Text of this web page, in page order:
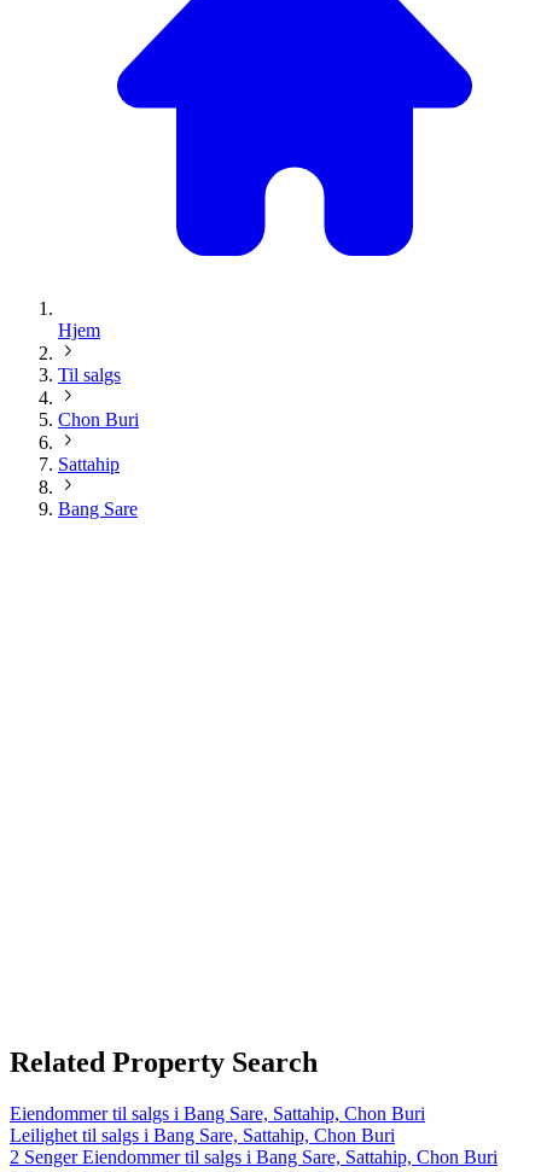
Hjem
Til salgs
Chon Buri
Sattahip
Bang Sare
Related Property Search
Eiendommer til salgs i Bang Sare, Sattahip, Chon Buri
Leilighet til salgs i Bang Sare, Sattahip, Chon Buri
2 Senger Eiendommer til salgs i Bang Sare, Sattahip, Chon Buri